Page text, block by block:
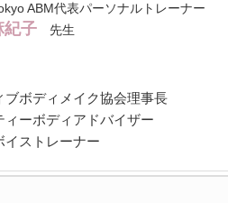
ABM代表パーソナルトレーナー
紀子 先生
ブボディメイク協会理事長
ィーボディアドバイザー
イストレーナー